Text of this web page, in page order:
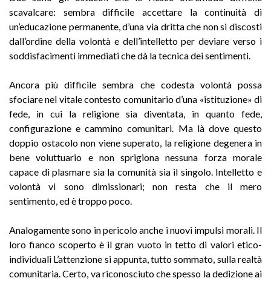
scavalcare: sembra difficile accettare la continuità di
un’educazione permanente, d’una via dritta che non si discosti
dall’ordine della volontà e dell’intelletto per deviare verso i
soddisfacimenti immediati che dà la tecnica dei sentimenti.
Ancora più difficile sembra che codesta volontà possa
sfociare nel vitale contesto comunitario d’una «istituzione» di
fede, in cui la religione sia diventata, in quanto fede,
configurazione e cammino comunitari. Ma là dove questo
doppio ostacolo non viene superato, la religione degenera in
bene voluttuario e non sprigiona nessuna forza morale
capace di plasmare sia la comunità sia il singolo. Intelletto e
volontà vi sono dimissionari; non resta che il mero
sentimento, ed è troppo poco.
Analogamente sono in pericolo anche i nuovi impulsi morali. Il
loro fianco scoperto è il gran vuoto in tetto di valori etico-
individuali L’attenzione si appunta, tutto sommato, sulla realtà
comunitaria. Certo, va riconosciuto che spesso la dedizione ai